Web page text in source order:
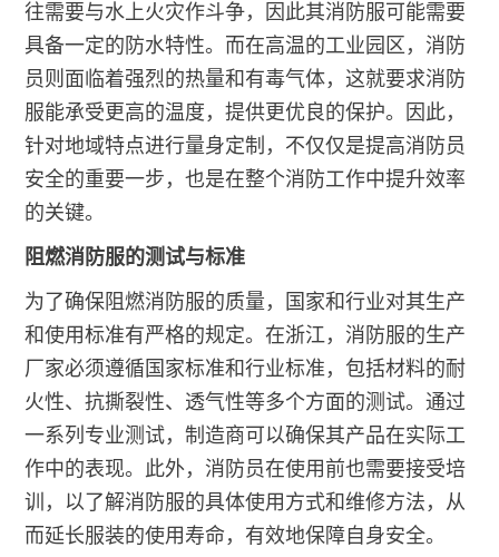
往需要与水上火灾作斗争，因此其消防服可能需要
具备一定的防水特性。而在高温的工业园区，消防
员则面临着强烈的热量和有毒气体，这就要求消防
服能承受更高的温度，提供更优良的保护。因此，
针对地域特点进行量身定制，不仅仅是提高消防员
安全的重要一步，也是在整个消防工作中提升效率
的关键。
阻燃消防服的测试与标准
为了确保阻燃消防服的质量，国家和行业对其生产
和使用标准有严格的规定。在浙江，消防服的生产
厂家必须遵循国家标准和行业标准，包括材料的耐
火性、抗撕裂性、透气性等多个方面的测试。通过
一系列专业测试，制造商可以确保其产品在实际工
作中的表现。此外，消防员在使用前也需要接受培
训，以了解消防服的具体使用方式和维修方法，从
而延长服装的使用寿命，有效地保障自身安全。